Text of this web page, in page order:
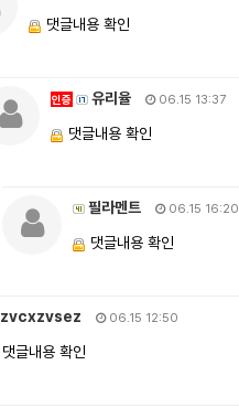
댓글내용 확인
인증 유리율 06.15 13:37
댓글내용 확인
필라멘트 06.15 16:20
댓글내용 확인
zvcxzvsez 06.15 12:50
댓글내용 확인